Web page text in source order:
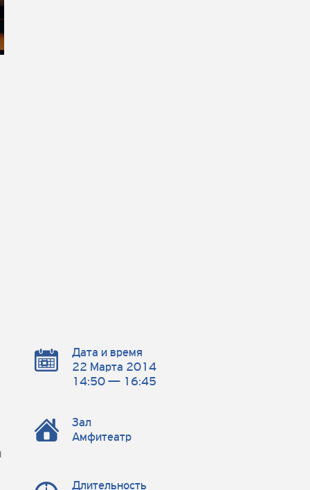
Дата и время
22 Марта 2014
14:50 — 16:45
Зал
Амфитеатр
Длительность